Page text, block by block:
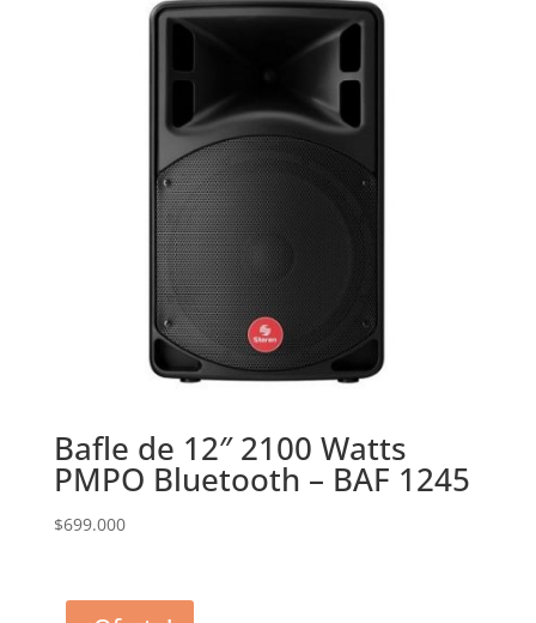
Bafle de 12″ 2100 Watts
PMPO Bluetooth – BAF 1245
$699.000